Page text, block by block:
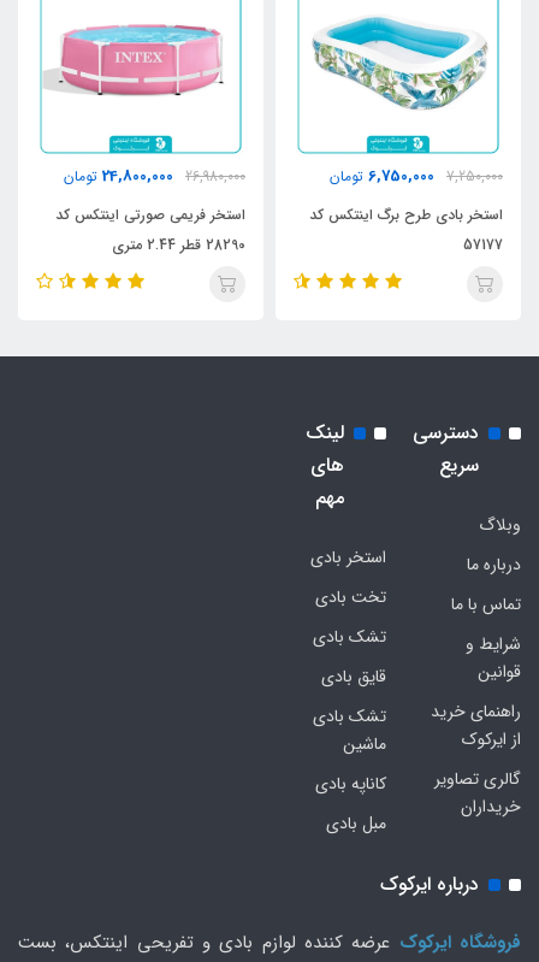
7,250,000
6,750,000 تومان
استخر بادی طرح برگ اینتکس کد
57177
26,980,000
24,800,000 تومان
استخر فریمی صورتی اینتکس کد
28290 قطر 2.44 متری
دسترسی
سریع
وبلاگ
درباره ما
تماس با ما
شرایط و
قوانین
راهنمای خرید
از ایرکوک
گالری تصاویر
خریداران
لینک
های
مهم
استخر بادی
تخت بادی
تشک بادی
قایق بادی
تشک بادی
ماشین
کاناپه بادی
مبل بادی
درباره ایرکوک
فروشگاه ایرکوک عرضه کننده لوازم بادی و تفریحی اینتکس، بست